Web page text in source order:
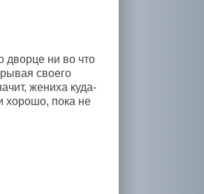
дворце ни во что
своего
жениха куда-
хорошо, пока не